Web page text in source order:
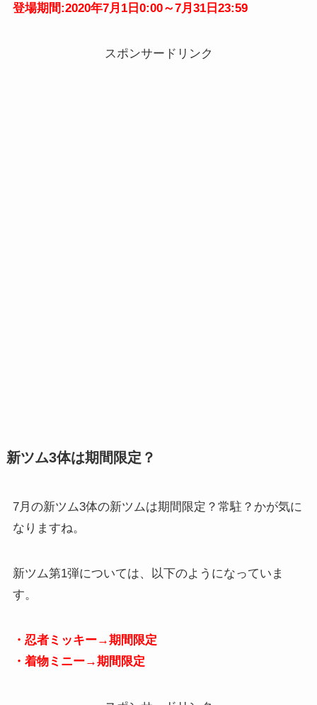
登場期間:2020年7月1日0:00～7月31日23:59
スポンサードリンク
新ツム3体は期間限定？
7月の新ツム3体の新ツムは期間限定？常駐？かが気に
なりますね。
新ツム第1弾については、以下のようになっていま
す。
・忍者ミッキー→期間限定
・着物ミニー→期間限定